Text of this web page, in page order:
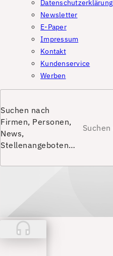
Datenschutzerklärung
Newsletter
E-Paper
Impressum
Kontakt
Kundenservice
Werben
Suchen nach
Firmen, Personen,
News,
Stellenangeboten…